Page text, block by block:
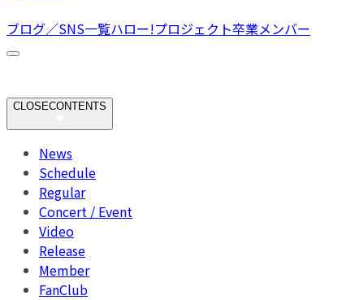
ブログ／SNS一覧ハロー!プロジェクト卒業メンバー
CLOSECONTENTS
News
Schedule
Regular
Concert / Event
Video
Release
Member
FanClub